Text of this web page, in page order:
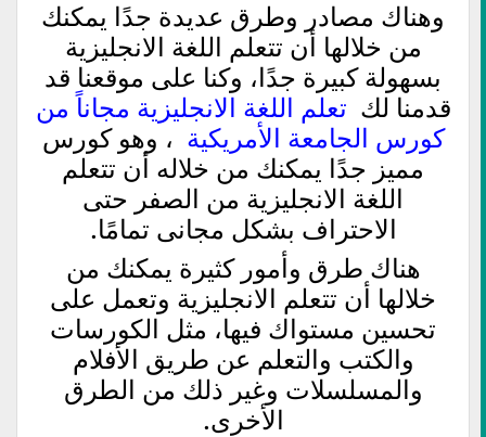
وهناك مصادر وطرق عديدة جدًا يمكنك
من خلالها أن تتعلم اللغة الانجليزية
بسهولة كبيرة جدًا، وكنا على موقعنا قد
قدمنا لك تعلم اللغة الانجليزية مجاناً من
كورس الجامعة الأمريكية ، وهو كورس
مميز جدًا يمكنك من خلاله أن تتعلم
اللغة الانجليزية من الصفر حتى
الاحتراف بشكل مجانى تمامًا.
هناك طرق وأمور كثيرة يمكنك من
خلالها أن تتعلم الانجليزية وتعمل على
تحسين مستواك فيها، مثل الكورسات
والكتب والتعلم عن طريق الأفلام
والمسلسلات وغير ذلك من الطرق
الأخرى.